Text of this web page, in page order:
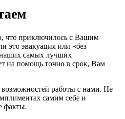
что приключилось с Вашим
это эвакуация или «без
самых лучших
на помощь точно в срок, Вам
работы с нами. Не
самим себе и
факты.